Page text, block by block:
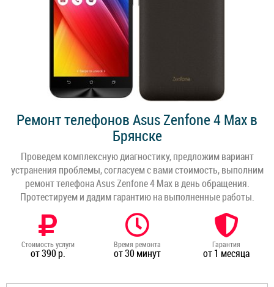
Ремонт телефонов Asus Zenfone 4 Max в
Брянске
Проведем комплексную диагностику, предложим вариант
устранения проблемы, согласуем с вами стоимость, выполним
ремонт телефона Asus Zenfone 4 Max в день обращения.
Протестируем и дадим гарантию на выполненные работы.
Стоимость услуги
от 390 р.
Время ремонта
от 30 минут
Гарантия
от 1 месяца